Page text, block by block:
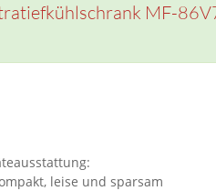
MF-
leise und sparsam